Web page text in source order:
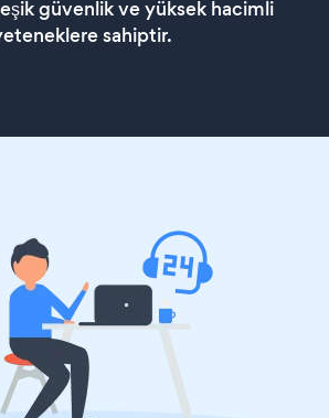
güvenlik ve yüksek hacimli
sahiptir.